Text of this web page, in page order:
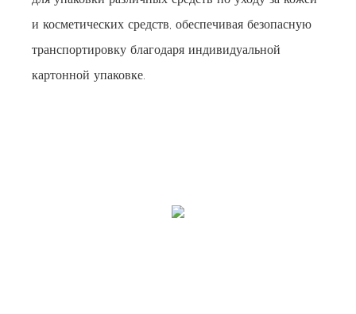
и косметических средств, обеспечивая безопасную
транспортировку благодаря индивидуальной
картонной упаковке.